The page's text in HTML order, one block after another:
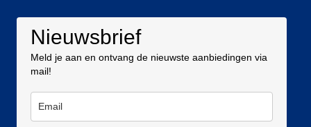
Nieuwsbrief
Meld je aan en ontvang de nieuwste aanbiedingen via
mail!